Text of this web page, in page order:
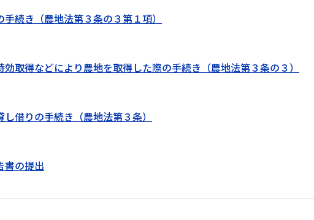
続き（農地法第３条の３第１項）
取得などにより農地を取得した際の手続き（農地法第３条の３）
借りの手続き（農地法第３条）
書の提出